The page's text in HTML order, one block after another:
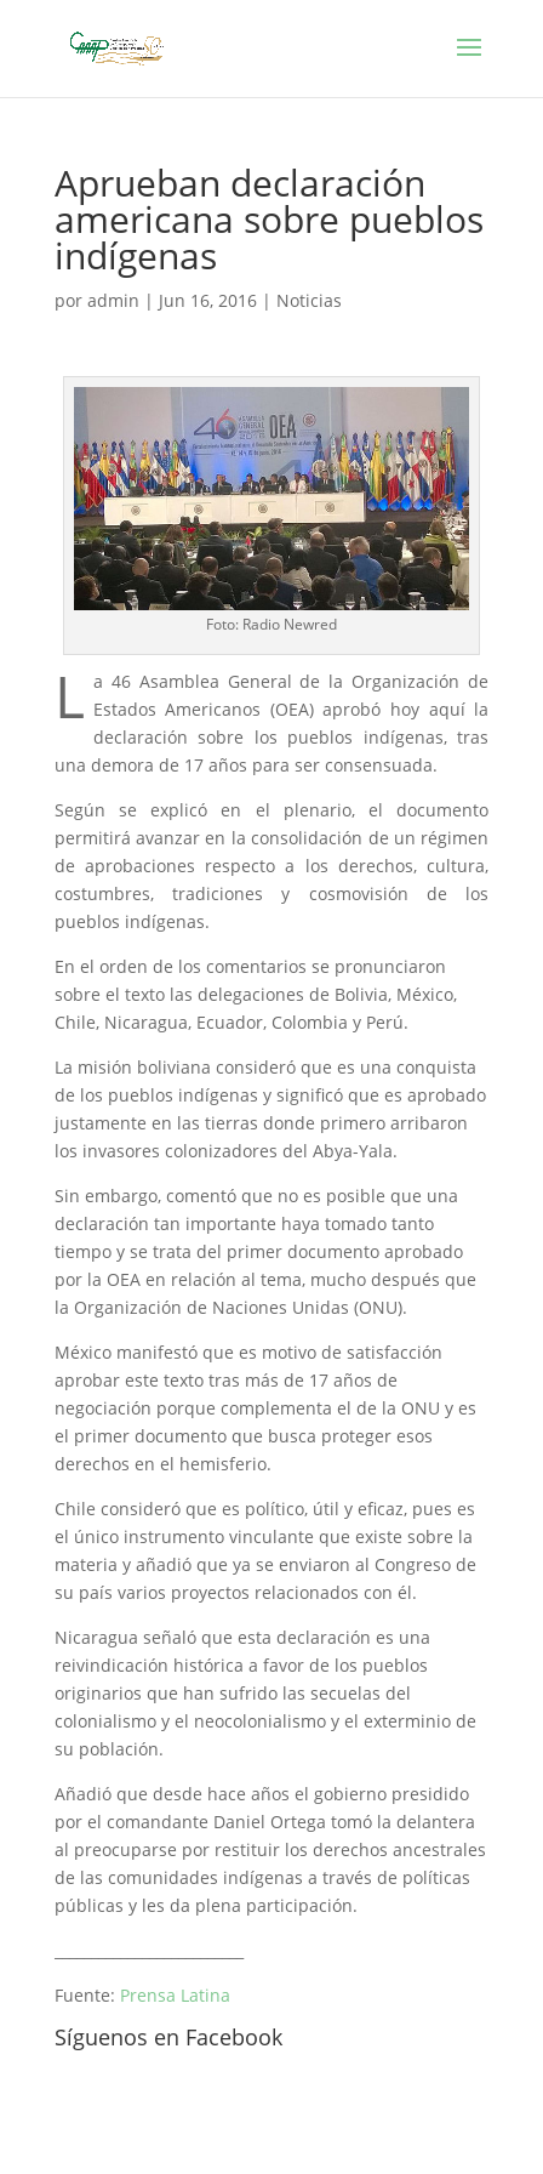
Aprueban declaración
americana sobre pueblos
indígenas
por admin | Jun 16, 2016| Noticias
Foto: Radio Newred
L a 46 Asamblea General de la Organización de
Estados Americanos (OEA) aprobó hoy aquí la
declaración sobre los pueblos indígenas, tras
una demora de 17 años para ser consensuada.
Según se explicó en el plenario, el documento
permitirá avanzar en la consolidación de un régimen
de aprobaciones respecto a los derechos, cultura,
costumbres, tradiciones y cosmovisión de los
pueblos indígenas.
En el orden de los comentarios se pronunciaron
sobre el texto las delegaciones de Bolivia, México,
Chile, Nicaragua, Ecuador, Colombia y Perú.
La misión boliviana consideró que es una conquista
de los pueblos indígenas y significó que es aprobado
justamente en las tierras donde primero arribaron
los invasores colonizadores del Abya-Yala.
Sin embargo, comentó que no es posible que una
declaración tan importante haya tomado tanto
tiempo y se trata del primer documento aprobado
por la OEA en relación al tema, mucho después que
la Organización de Naciones Unidas (ONU).
México manifestó que es motivo de satisfacción
aprobar este texto tras más de 17 años de
negociación porque complementa el de la ONU y es
el primer documento que busca proteger esos
derechos en el hemisferio.
Chile consideró que es político, útil y eficaz, pues es
el único instrumento vinculante que existe sobre la
materia y añadió que ya se enviaron al Congreso de
su país varios proyectos relacionados con él.
Nicaragua señaló que esta declaración es una
reivindicación histórica a favor de los pueblos
originarios que han sufrido las secuelas del
colonialismo y el neocolonialismo y el exterminio de
su población.
Añadió que desde hace años el gobierno presidido
por el comandante Daniel Ortega tomó la delantera
al preocuparse por restituir los derechos ancestrales
de las comunidades indígenas a través de políticas
públicas y les da plena participación.
Fuente: Prensa Latina
Síguenos en Facebook